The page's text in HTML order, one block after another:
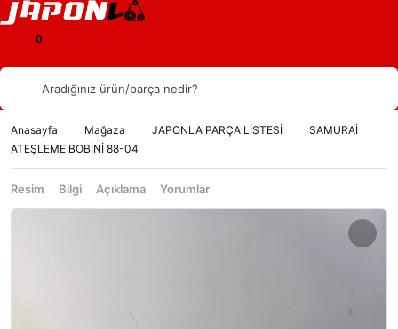
Aradığınız ürün/parça nedir?
Anasayfa Mağaza JAPONLA PARÇA LİSTESİ
SAMURAİ
ATEŞLEME BOBİNİ 88-04
Resim Bilgi Açıklama Yorumlar